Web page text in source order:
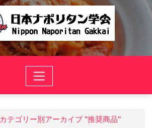
カテゴリー別アーカイブ "推奨商品"